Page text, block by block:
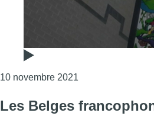
10 novembre 2021
Les Belges